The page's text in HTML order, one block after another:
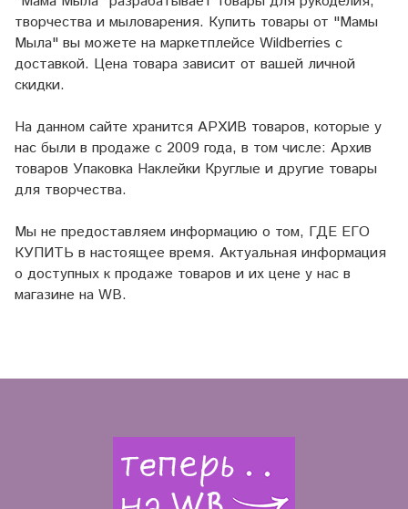
творчества и мыловарения. Купить товары от "Мамы
Мыла" вы можете на маркетплейсе Wildberries с
доставкой. Цена товара зависит от вашей личной
скидки.
На данном сайте хранится АРХИВ товаров, которые у
нас были в продаже с 2009 года, в том числе: Архив
товаров Упаковка Наклейки Круглые и другие товары
для творчества.
Мы не предоставляем информацию о том, ГДЕ ЕГО
КУПИТЬ в настоящее время. Актуальная информация
о доступных к продаже товаров и их цене у нас в
магазине на WB.